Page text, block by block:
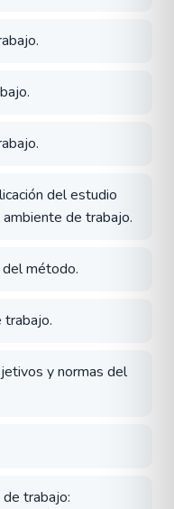
del estudio
de trabajo.
método.
y normas del
trabajo: